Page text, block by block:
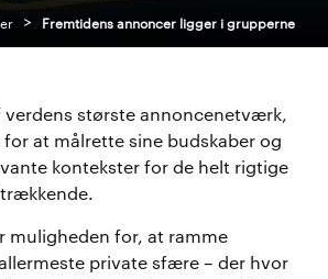
> Fremtidens annoncer ligger i grupperne
verdens største annoncenetværk,
at målrette sine budskaber og
kontekster for de helt rigtige
muligheden for, at ramme
private sfære – der hvor